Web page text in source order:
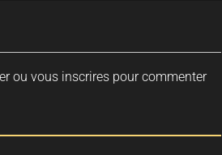
ou vous inscrires pour commenter